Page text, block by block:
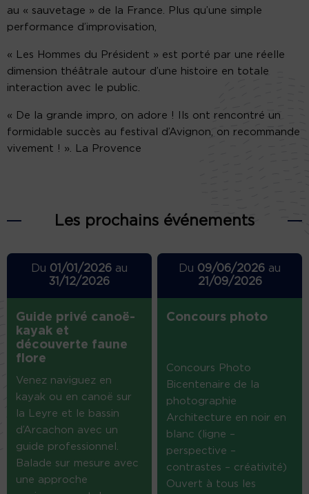
au « sauvetage » de la France. Plus qu’une simple
performance d’improvisation,
« Les Hommes du Président » est porté par une réelle
dimension théâtrale autour d’une histoire en totale
interaction avec le public.
« De la grande impro, on adore ! Ils ont rencontré un
formidable succès au festival d’Avignon, on recommande
vivement ! ». La Provence
Les prochains événements
Du 01/01/2026au
31/12/2026
Guide privé canoë-
kayak et
découverte faune
flore
Venez naviguez en
kayak ou en canoë sur
la Leyre et le bassin
d’Arcachon avec un
guide professionnel.
Balade sur mesure avec
une approche
Du 09/06/2026 au
21/09/2026
Concours photo
Concours Photo
Bicentenaire de la
photographie
Architecture en noir en
blanc (ligne –
perspective –
contrastes – créativité)
Ouvert à tous les